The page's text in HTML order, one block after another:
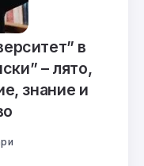
в
– лято,
знание и